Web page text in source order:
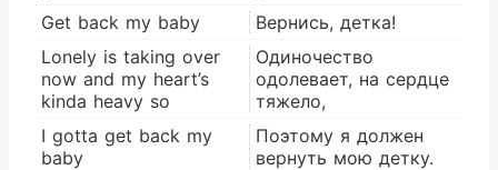
Get back my baby
Вернись, детка!
Lonely is taking over
now and my heart’s
kinda heavy so
Одиночество
одолевает, на сердце
тяжело,
I gotta get back my
baby
Поэтому я должен
вернуть мою детку.